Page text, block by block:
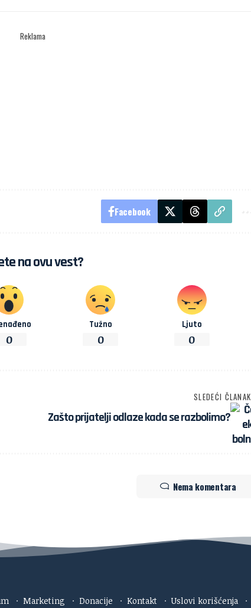
Reklama
Facebook
na ovu vest?
0
Tužno
0
Ljuto
0
SLEDEĆI ČLANAK
Zašto prijatelji odlaze kada se razbolimo?
Nema komentara
· Marketing · Donacije · Kontakt · Uslovi korišćenja ·